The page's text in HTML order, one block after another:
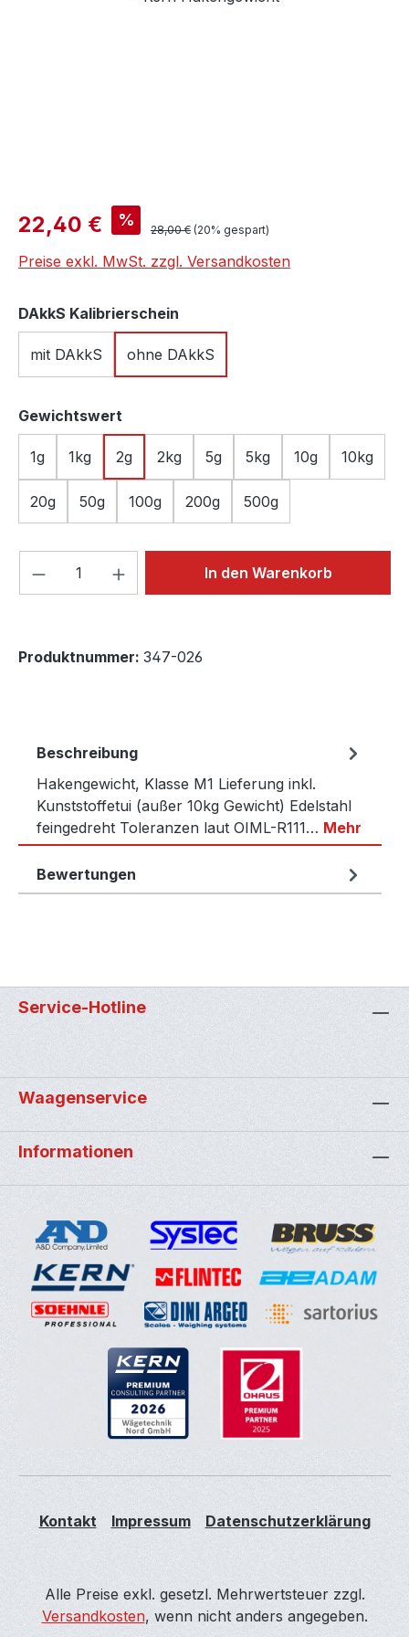
Verkaufspreis:
22,40 € % Regulärer Preis:
28,00 € (20% gespart)
Preise exkl. MwSt. zzgl. Versandkosten
DAkkS Kalibrierschein
mit DAkkS ohne DAkkS
Gewichtswert
1g 1kg 2g 2kg 5g 5kg 10g 10kg
20g 50g 100g 200g 500g
Produkt Anzahl: Gib denIn den Warenkorb
Produktnummer: 347-026
Beschreibung
Hakengewicht, Klasse M1 Lieferung inkl.
Kunststoffetui (außer 10kg Gewicht) Edelstahl
feingedreht Toleranzen laut OIML-R111… Mehr
Bewertungen
Service-Hotline
Waagenservice
Informationen
Kontakt Impressum Datenschutzerklärung
Alle Preise exkl. gesetzl. Mehrwertsteuer zzgl.
Versandkosten, wenn nicht anders angegeben.